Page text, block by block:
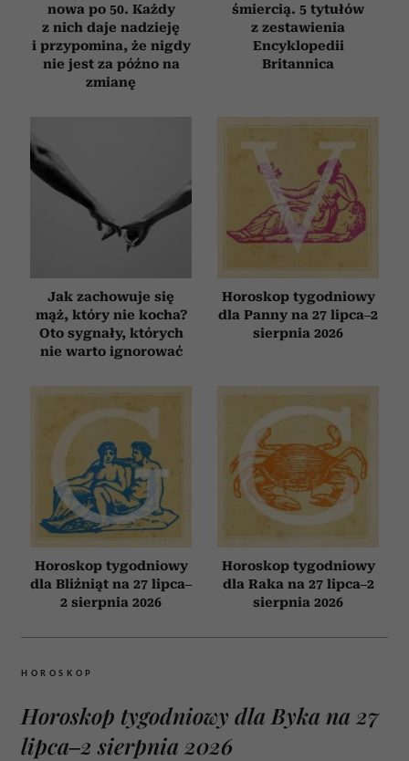
nowa po 50. Każdy
z nich daje nadzieję
i przypomina, że nigdy
nie jest za późno na
zmianę
śmiercią. 5 tytułów
z zestawienia
Encyklopedii
Britannica
Jak zachowuje się
mąż, który nie kocha?
Oto sygnały, których
nie warto ignorować
Horoskop tygodniowy
dla Panny na 27 lipca–2
sierpnia 2026
Horoskop tygodniowy
dla Bliźniąt na 27 lipca–
2 sierpnia 2026
Horoskop tygodniowy
dla Raka na 27 lipca–2
sierpnia 2026
HOROSKOP
Horoskop tygodniowy dla Byka na 27
lipca–2 sierpnia 2026